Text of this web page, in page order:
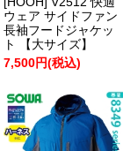
ウェア サイドファン
長袖フードジャケッ
ト 【大サイズ】
7,500円(税込)